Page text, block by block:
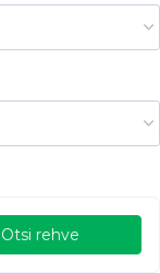
Otsi rehve